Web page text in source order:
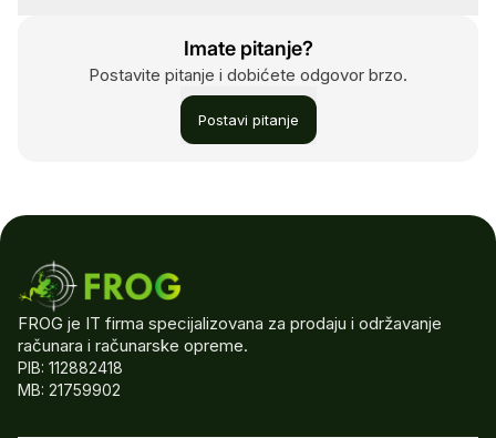
Imate pitanje?
Postavite pitanje i dobićete odgovor brzo.
Postavi pitanje
FROG je IT firma specijalizovana za prodaju i održavanje
računara i računarske opreme.
PIB: 112882418
MB: 21759902